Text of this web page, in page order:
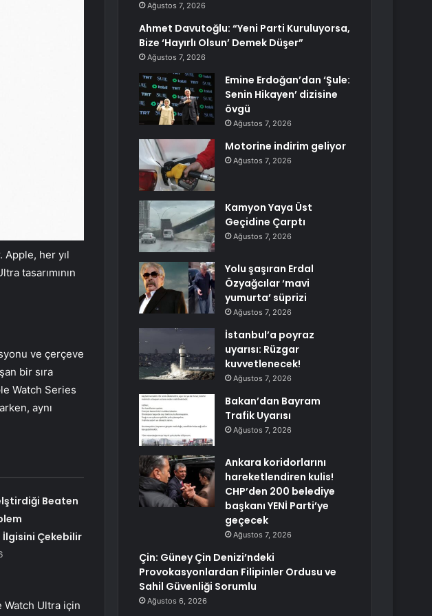
Apple, her yıl
tasarımının
ve çerçeve
bir sıra
Watch Series
aynı
Beaten
İlgisini Çekebilir
Ultra için
Ağustos 7, 2026
Ahmet Davutoğlu: “Yeni Parti Kuruluyorsa,
Bize ‘Hayırlı Olsun’ Demek Düşer”
Ağustos 7, 2026
Emine Erdoğan’dan ‘Şule:
Senin Hikayen’ dizisine
övgü
Ağustos 7, 2026
Motorine indirim geliyor
Ağustos 7, 2026
Kamyon Yaya Üst
Geçidine Çarptı
Ağustos 7, 2026
Yolu şaşıran Erdal
Özyağcılar ‘mavi
yumurta’ süprizi
Ağustos 7, 2026
İstanbul’a poyraz
uyarısı: Rüzgar
kuvvetlenecek!
Ağustos 7, 2026
Bakan’dan Bayram
Trafik Uyarısı
Ağustos 7, 2026
Ankara koridorlarını
hareketlendiren kulis!
CHP’den 200 belediye
başkanı YENİ Parti’ye
geçecek
Ağustos 7, 2026
Çin: Güney Çin Denizi’ndeki
Provokasyonlardan Filipinler Ordusu ve
Sahil Güvenliği Sorumlu
Ağustos 6, 2026